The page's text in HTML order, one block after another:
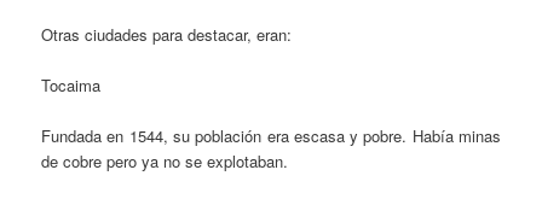
Otras ciudades para destacar, eran:
Tocaima
Fundada en 1544, su población era escasa y pobre. Había minas
de cobre pero ya no se explotaban.